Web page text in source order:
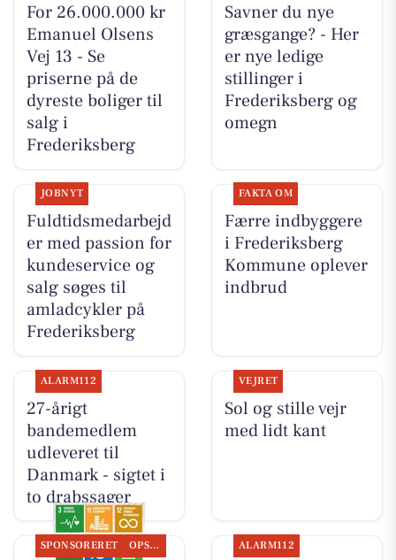
For 26.000.000 kr
Emanuel Olsens
Vej 13 - Se
priserne på de
dyreste boliger til
salg i
Frederiksberg
Savner du nye
græsgange? - Her
er nye ledige
stillinger i
Frederiksberg og
omegn
JOBNYT
Fuldtidsmedarbejd
er med passion for
kundeservice og
salg søges til
amladcykler på
Frederiksberg
FAKTA OM
Færre indbyggere
i Frederiksberg
Kommune oplever
indbrud
ALARM112
27-årigt
bandemedlem
udleveret til
Danmark - sigtet i
to drabssager
VEJRET
Sol og stille vejr
med lidt kant
SPONSORERET OPSLAGSTAVLEN ALARM112